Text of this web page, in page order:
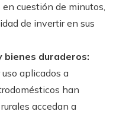
cuestión de minutos,
de invertir en sus
bienes duraderos:
aplicados a
han
accedan a